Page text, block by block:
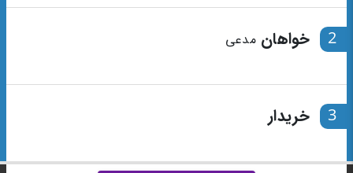
2 خواهانمدعی
3 خریدار